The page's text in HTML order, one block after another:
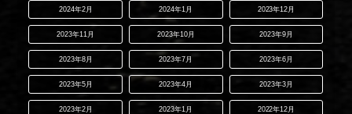
2024年2月 2024年1月 2023年12月
2023年11月 2023年10月 2023年9月
2023年8月 2023年7月 2023年6月
2023年5月 2023年4月 2023年3月
2023年2月 2023年1月 2022年12月